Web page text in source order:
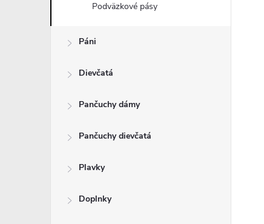
Podväzkové pásy
Páni
Dievčatá
Pančuchy dámy
Pančuchy dievčatá
Plavky
Doplnky